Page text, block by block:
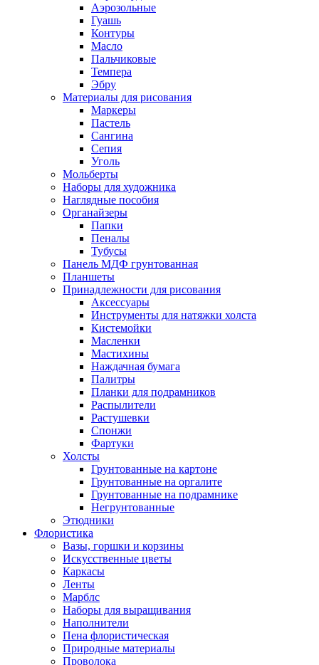
Аэрозольные
Гуашь
Контуры
Масло
Пальчиковые
Темпера
Эбру
Материалы для рисования
Маркеры
Пастель
Сангина
Сепия
Уголь
Мольберты
Наборы для художника
Наглядные пособия
Органайзеры
Папки
Пеналы
Тубусы
Панель МДФ грунтованная
Планшеты
Принадлежности для рисования
Аксессуары
Инструменты для натяжки холста
Кистемойки
Масленки
Мастихины
Наждачная бумага
Палитры
Планки для подрамников
Распылители
Растушевки
Спонжи
Фартуки
Холсты
Грунтованные на картоне
Грунтованные на оргалите
Грунтованные на подрамнике
Негрунтованные
Этюдники
Флористика
Вазы, горшки и корзины
Искусственные цветы
Каркасы
Ленты
Марблс
Наборы для выращивания
Наполнители
Пена флористическая
Природные материалы
Проволока